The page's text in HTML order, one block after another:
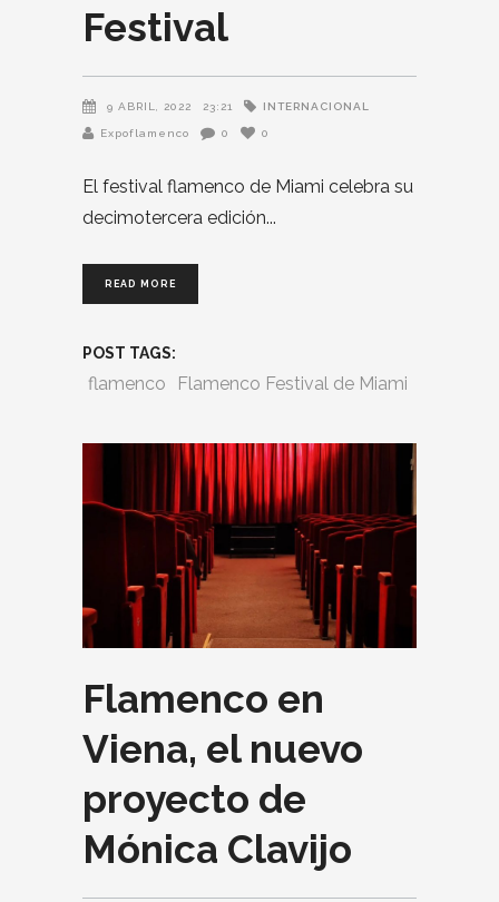
Festival
9 ABRIL, 2022 23:21 INTERNACIONAL
Expoflamenco 0 0
El festival flamenco de Miami celebra su
decimotercera edición
READ MORE
POST TAGS:
flamenco Flamenco Festival de Miami
Flamenco en
Viena, el nuevo
proyecto de
Mónica Clavijo